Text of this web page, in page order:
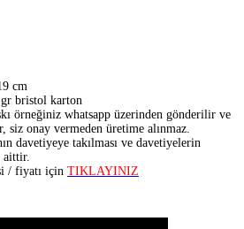
cm
gr bristol karton
örneğiniz whatsapp üzerinden gönderilir ve
siz onay vermeden üretime alınmaz.
davetiyeye takılması ve davetiyelerin
aittir.
/ fiyatı için TIKLAYINIZ